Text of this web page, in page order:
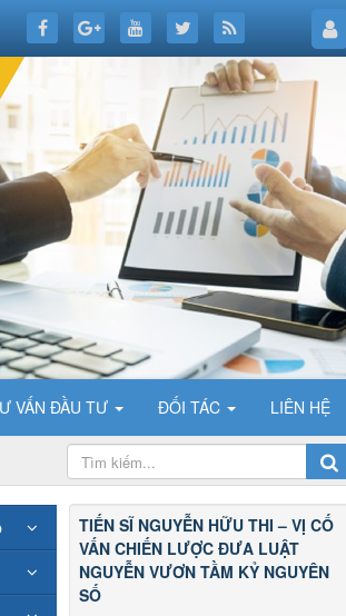
VẤN ĐẦU TƯ ĐỐI TÁC LIÊN HỆ
TIẾN SĨ NGUYỄN HỮU THI – VỊ CỐ
VẤN CHIẾN LƯỢC ĐƯA LUẬT
NGUYỄN VƯƠN TẦM KỶ NGUYÊN
SỐ